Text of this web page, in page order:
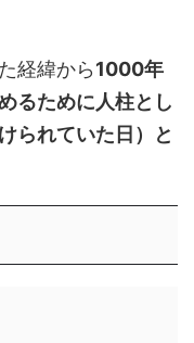
経緯から1000年
るために人柱とし
られていた日）と